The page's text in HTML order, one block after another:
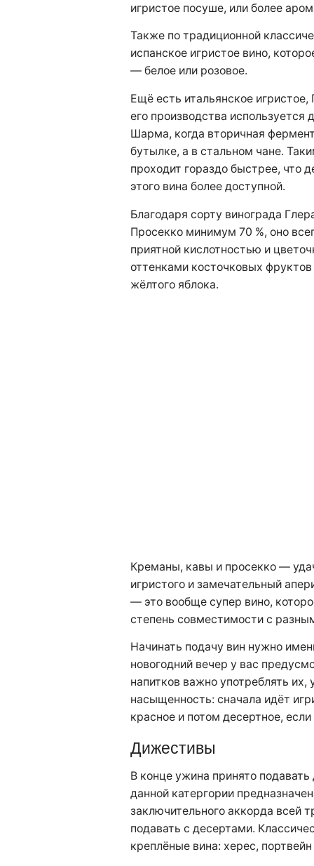
игристое посуше, или более
Также по традиционной
испанское игристое вино,
— белое или розовое.
Ещё есть итальянское
его производства
Шарма, когда вторичная
бутылке, а в стальном чане.
проходит гораздо быстрее, что
этого вина более доступной.
Благодаря сорту винограда
Просекко минимум 70 %, оно
приятной кислотностью и
оттенками косточковых
жёлтого яблока.
Креманы, кавы и просекко —
игристого и замечательный
— это вообще супер вино,
степень совместимости с
Начинать подачу вин нужно
новогодний вечер у вас
напитков важно употреблять их,
насыщенность: сначала идёт
красное и потом десертное, если
Дижестивы
В конце ужина принято
данной катергории
заключительного аккорда всей
подавать с десертами.
креплёные вина: херес, портвейн